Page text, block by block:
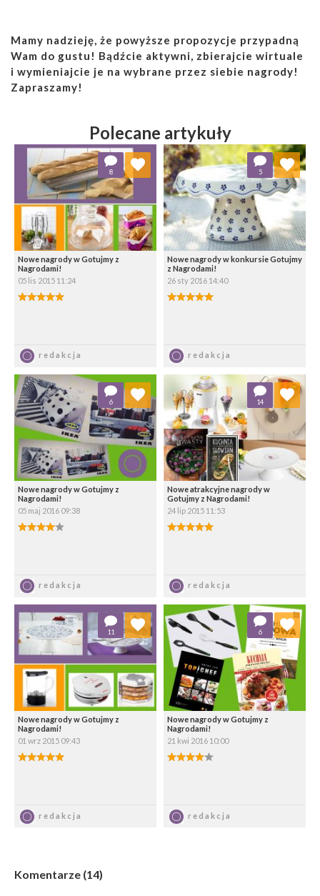
Mamy nadzieję, że powyższe propozycje przypadną
Wam do gustu! Bądźcie aktywni, zbierajcie wirtuale
i wymieniajcie je na wybrane przez siebie nagrody!
Zapraszamy!
Polecane artykuły
Nowe nagrody w Gotujmy z
Nagrodami!
05 lis 2015 11:24
5.00/5
redakcja
8
Dodaj do ulubionych
Wybierz listę:
Nowe nagrody w konkursie Gotujmy
z Nagrodami!
26 sty 2016 14:40
5.00/5
redakcja
5
Dodaj do ulubionych
Wybierz listę:
Nowe nagrody w Gotujmy z
Nagrodami!
05 maj 2016 09:38
4.00/5
redakcja
6
Dodaj do ulubionych
Wybierz listę:
Nowe atrakcyjne nagrody w
Gotujmy z Nagrodami!
24 lip 2015 11:53
5.00/5
redakcja
14
Dodaj do ulubionych
Wybierz listę:
Nowe nagrody w Gotujmy z
Nagrodami!
01 wrz 2015 09:43
5.00/5
redakcja
11
Dodaj do ulubionych
Wybierz listę:
Nowe nagrody w Gotujmy z
Nagrodami!
21 kwi 2016 10:00
4.00/5
redakcja
6
Dodaj do ulubionych
Wybierz listę:
Komentarze (14)